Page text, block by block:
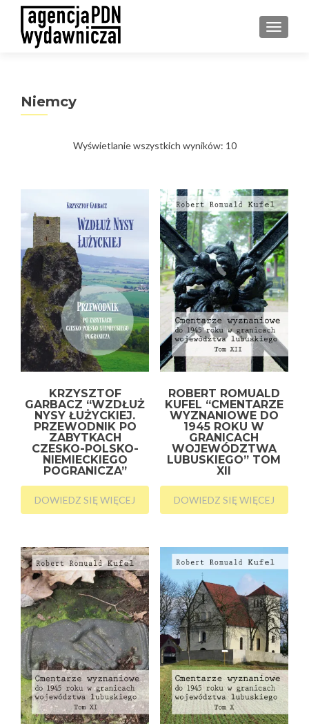
Niemcy
Wyświetlanie wszystkich wyników: 10Posortowane
najnowszych
KRZYSZTOF
GARBACZ “WZDŁUŻ
NYSY ŁUŻYCKIEJ.
PRZEWODNIK PO
ZABYTKACH
CZESKO-POLSKO-
NIEMIECKIEGO
POGRANICZA”
DOWIEDZ SIĘ WIĘCEJ
ROBERT ROMUALD
KUFEL “CMENTARZE
WYZNANIOWE DO
1945 ROKU W
GRANICACH
WOJEWÓDZTWA
LUBUSKIEGO” TOM
XII
DOWIEDZ SIĘ WIĘCEJ